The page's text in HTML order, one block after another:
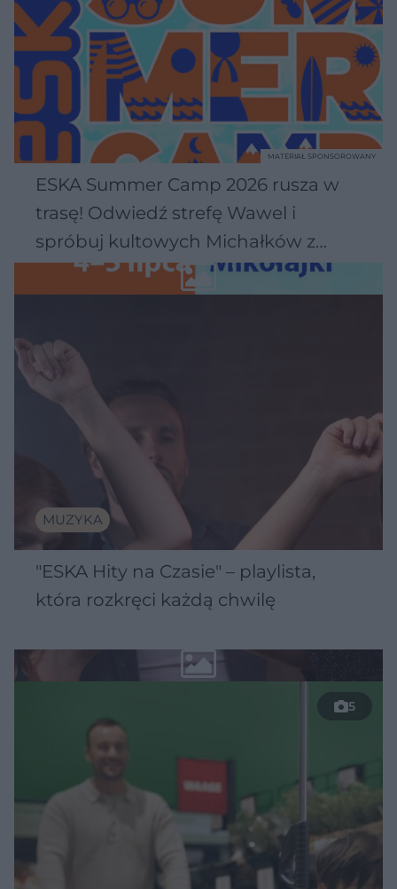
ESKA Summer Camp 2026 rusza w
trasę! Odwiedź strefę Wawel i
spróbuj kultowych Michałków z
Wawelu
MATERIAŁ SPONSOROWANY
MUZYKA
"ESKA Hity na Czasie" – playlista,
która rozkręci każdą chwilę
5